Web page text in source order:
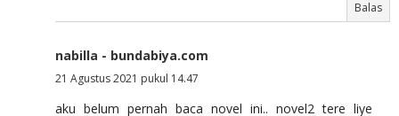
Balas
nabilla - bundabiya.com
21 Agustus 2021 pukul 14.47
aku belum pernah baca novel ini.. novel2 tere liye